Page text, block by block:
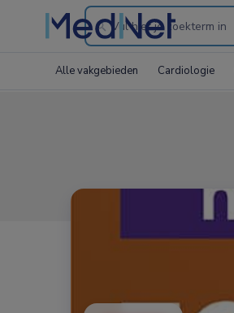
Search
the
Alle vakgebieden Cardiologie